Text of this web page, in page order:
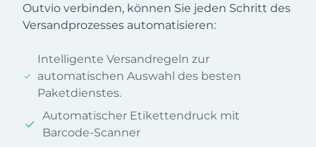
Outvio verbinden, können Sie jeden Schritt des
Versandprozesses automatisieren:
Intelligente Versandregeln zur
automatischen Auswahl des besten
Paketdienstes.
Automatischer Etikettendruck mit
Barcode-Scanner